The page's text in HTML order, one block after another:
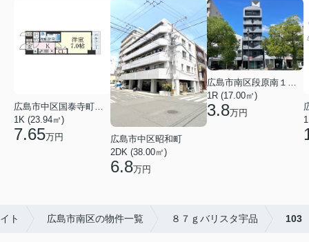
広島市中区国泰寺町２丁目
1K (23.94㎡)
7.65万円
広島市中区昭和町
2DK (38.00㎡)
6.8万円
広島市南区段原南１丁目
1R (17.00㎡)
3.8万円
ト 広島市南区の物件一覧 ８７ｇバリスタ宇品 103